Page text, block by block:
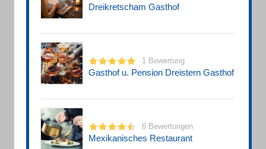
Dreikretscham Gasthof
1 Bewertung
Gasthof u. Pension Dreistern Gasthof
6 Bewertungen
Mexikanisches Restaurant